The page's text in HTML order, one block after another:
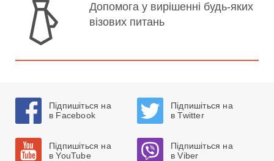
Допомога у вирішенні будь-яких
візових питань
Підпишіться на
в Facebook
Підпишіться на
в Twitter
Підпишіться на
в YouTube
Підпишіться на
в Viber